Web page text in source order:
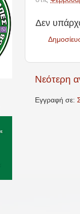
Δεν
Νεότερη
Εγγραφή σε: